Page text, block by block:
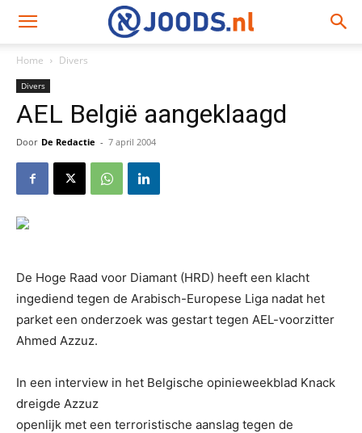
Home Divers
Divers
AEL België aangeklaagd
Door De Redactie - 7 april 2004
De Hoge Raad voor Diamant (HRD) heeft een klacht
ingediend tegen de Arabisch-Europese Liga nadat het
parket een onderzoek was gestart tegen AEL-voorzitter
Ahmed Azzuz.
In een interview in het Belgische opinieweekblad Knack
dreigde Azzuz
openlijk met een terroristische aanslag tegen de